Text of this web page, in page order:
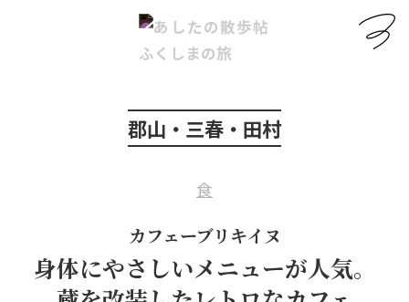
郡山・三春・田村
食
カフェーブリキイヌ
身体にやさしいメニューが人気。